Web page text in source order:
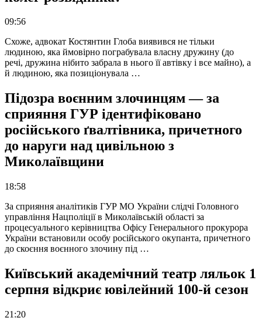
09:56
Схоже, адвокат Костянтин Глоба виявився не тільки
людиною, яка ймовірно пограбувала власну дружину (до
речі, дружина нібито забрала в нього її автівку і все майно), а
й людиною, яка позиціонувала …
Підозра воєнним злочинцям — за
сприяння ГУР ідентифіковано
російського ґвалтівника, причетного
до наруги над цивільною з
Миколаївщини
18:58
За сприяння аналітиків ГУР МО України слідчі Головного
управління Нацполіції в Миколаївській області за
процесуального керівництва Офісу Генерального прокурора
України встановили особу російського окупанта, причетного
до скоєння воєнного злочину під …
Київський академічний театр ляльок 1
серпня відкриє ювілейний 100-й сезон
21:20